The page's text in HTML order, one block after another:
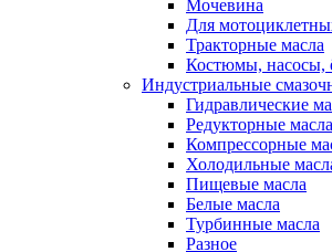
Мочевина
Для
Тракторные масла
Костюмы, насосы,
Индустриальные
Гидравлические
Редукторные масла
Компрессорные
Холодильные
Пищевые масла
Белые масла
Турбинные масла
Разное